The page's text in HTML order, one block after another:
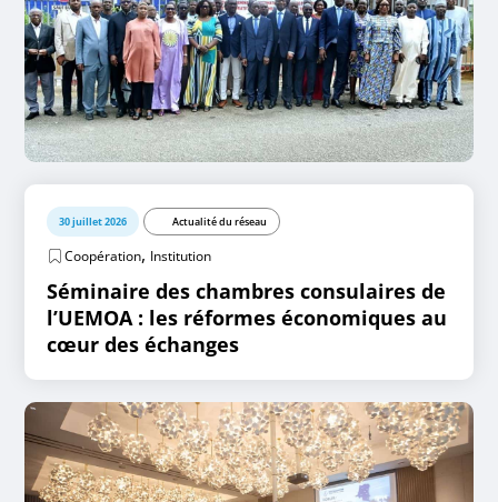
30 juillet 2026 Actualité du réseau
Coopération, Institution
Séminaire des chambres consulaires de
l’UEMOA : les réformes économiques au
cœur des échanges